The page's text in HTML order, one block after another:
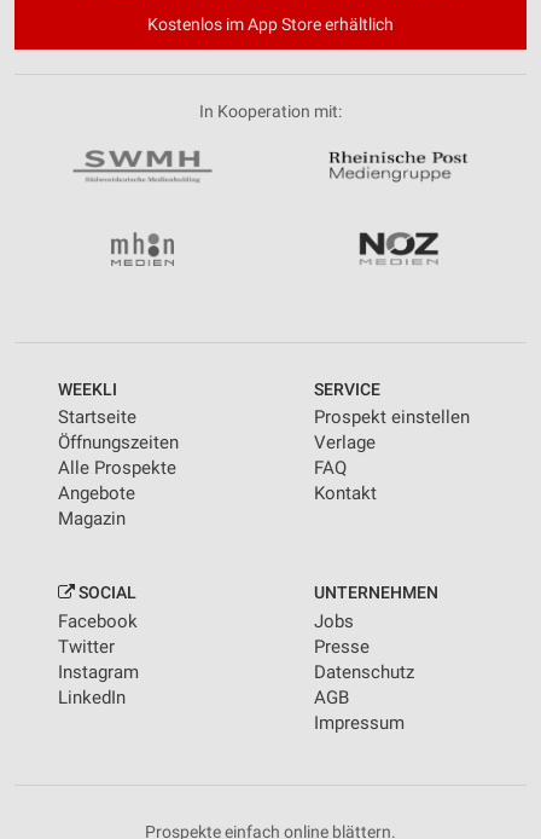
Kostenlos im App Store erhältlich
In Kooperation mit:
WEEKLI
Startseite
Öffnungszeiten
Alle Prospekte
Angebote
Magazin
SERVICE
Prospekt einstellen
Verlage
FAQ
Kontakt
SOCIAL
Facebook
Twitter
Instagram
LinkedIn
UNTERNEHMEN
Jobs
Presse
Datenschutz
AGB
Impressum
Prospekte einfach online blättern.